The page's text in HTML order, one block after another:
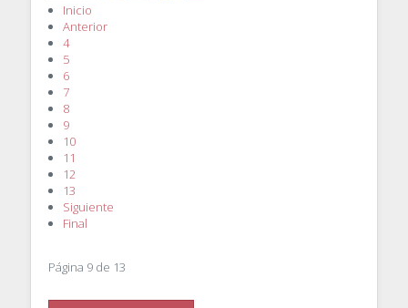
Inicio
Anterior
4
5
6
7
8
9
10
11
12
13
Siguiente
Final
Página 9 de 13